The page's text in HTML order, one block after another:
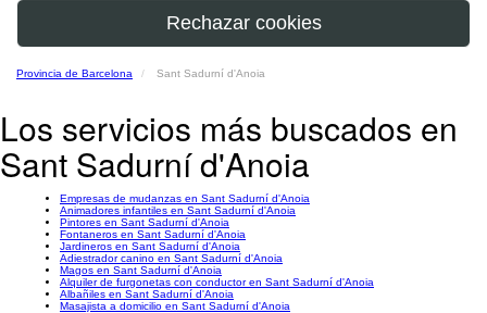
Provincia de Barcelona Sant Sadurní d'Anoia
Los servicios más buscados en
Sant Sadurní d'Anoia
Empresas de mudanzas en Sant Sadurní d'Anoia
Animadores infantiles en Sant Sadurní d'Anoia
Pintores en Sant Sadurní d'Anoia
Fontaneros en Sant Sadurní d'Anoia
Jardineros en Sant Sadurní d'Anoia
Adiestrador canino en Sant Sadurní d'Anoia
Magos en Sant Sadurní d'Anoia
Alquiler de furgonetas con conductor en Sant Sadurní d'Anoia
Albañiles en Sant Sadurní d'Anoia
Masajista a domicilio en Sant Sadurní d'Anoia